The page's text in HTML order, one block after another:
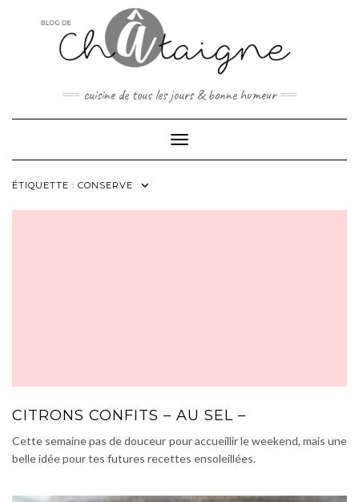
cuisine de tous les jours & bonne humeur
Toggle Navigation
ÉTIQUETTE : CONSERVE
CITRONS CONFITS – AU SEL –
Cette semaine pas de douceur pour accueillir le weekend, mais une
belle idée pour tes futures recettes ensoleillées.